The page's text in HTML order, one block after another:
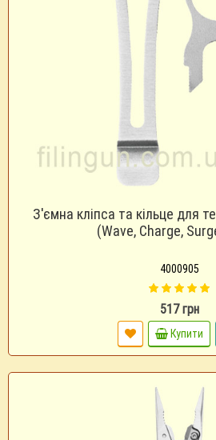
З'ємна кліпса та кільце для
(Wave, Charge,
4000905
517 грн
Купити